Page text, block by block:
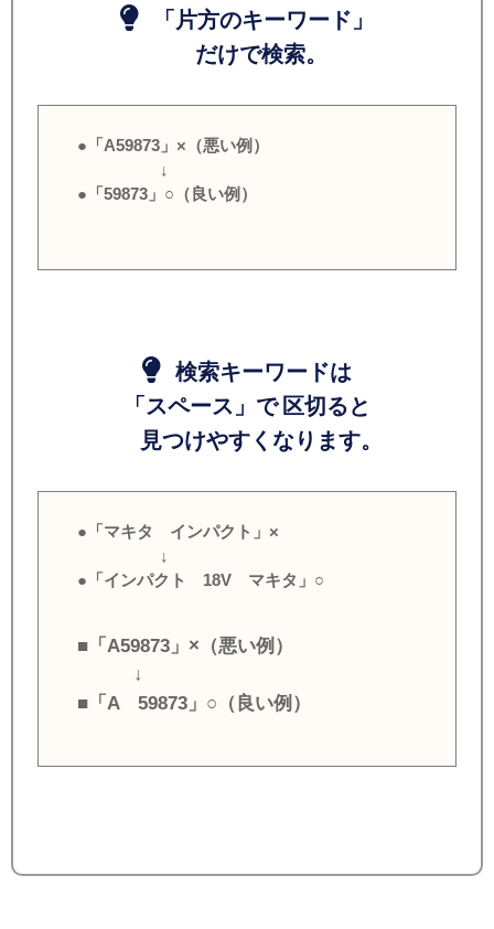
「片方のキーワード」
だけで検索。
●「A59873」×（悪い例）
↓
●「59873」○（良い例）
検索キーワードは
「スペース」で 区切ると
見つけやすくなります。
●「マキタ インパクト」×
↓
●「インパクト 18V マキタ」○
■「A59873」×（悪い例）
↓
■「A 59873」○（良い例）